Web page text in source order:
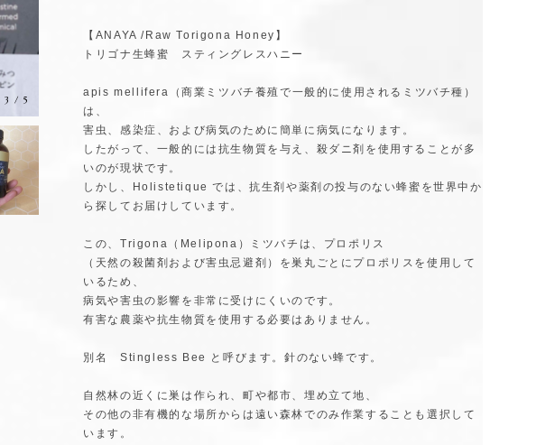
【ANAYA /Raw Torigona Honey】
トリゴナ生蜂蜜 スティングレスハニー
apis mellifera（商業ミツバチ養殖で一般的に使用されるミツバチ種）
は、
害虫、感染症、および病気のために簡単に病気になります。
したがって、一般的には抗生物質を与え、殺ダニ剤を使用することが多
いのが現状です。
しかし、Holistetique では、抗生剤や薬剤の投与のない蜂蜜を世界中か
ら探してお届けしています。
この、Trigona（Melipona）ミツバチは、プロポリス
（天然の殺菌剤および害虫忌避剤）を巣丸ごとにプロポリスを使用して
いるため、
病気や害虫の影響を非常に受けにくいのです。
有害な農薬や抗生物質を使用する必要はありません。
別名 Stingless Bee と呼びます。針のない蜂です。
自然林の近くに巣は作られ、町や都市、埋め立て地、
その他の非有機的な場所からは遠い森林でのみ作業することも選択して
います。